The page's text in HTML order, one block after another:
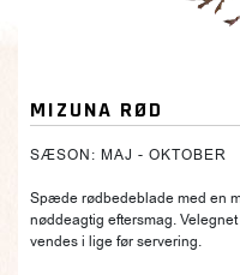
MIZUNA RØD
SÆSON: MAJ - OKTOBER
Spæde rødbedeblade med en
nøddeagtig eftersmag.
vendes i lige før servering.